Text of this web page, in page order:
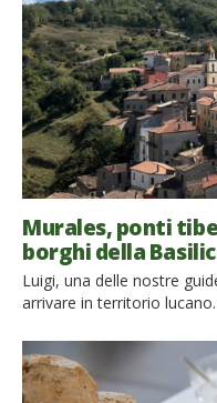
Murales, ponti
borghi della
Luigi, una delle nostre
arrivare in territorio
le prime dolci colline a
ancora realizzato quanto
poco terminato un